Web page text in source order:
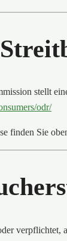
stellt
odr/
finden Sie
verpflichtet,